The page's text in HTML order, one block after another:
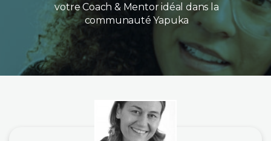
votre Coach & Mentor idéal dans la
communauté Yapuka